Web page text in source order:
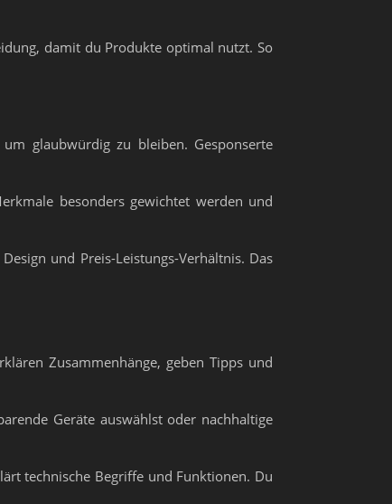
damit du Produkte optimal nutzt. So
glaubwürdig zu bleiben. Gesponserte
besonders gewichtet werden und
und Preis-Leistungs-Verhältnis. Das
Zusammenhänge, geben Tipps und
Geräte auswählst oder nachhaltige
technische Begriffe und Funktionen. Du